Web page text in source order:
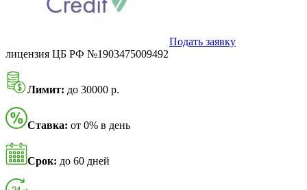
Подать заявку
лицензия ЦБ РФ №1903475009492
Лимит: до 30000 р.
Ставка: от 0% в день
Срок: до 60 дней